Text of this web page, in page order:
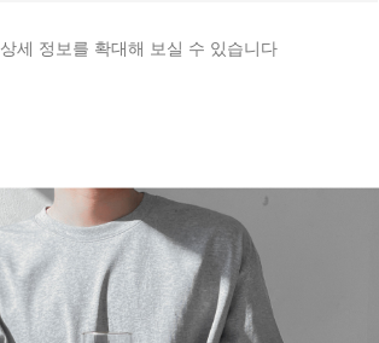
상세 정보를 확대해 보실 수 있습니다